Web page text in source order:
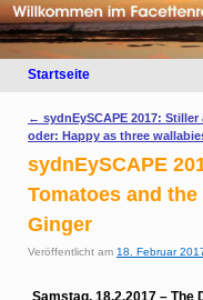
Startseite
Artikelnavigation
← sydnEySCAPE 2017:
oder: Happy as three
sydnEySCAPE
Tomatoes and
Ginger
Veröffentlicht am 18. Februar
Samstag, 18.2.2017 – The